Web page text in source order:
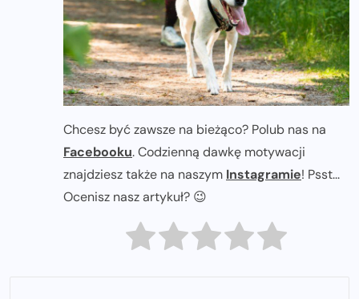
Chcesz być zawsze na bieżąco? Polub nas na
Facebooku. Codzienną dawkę motywacji
znajdziesz także na naszym Instagramie! Psst...
Ocenisz nasz artykuł? 😉